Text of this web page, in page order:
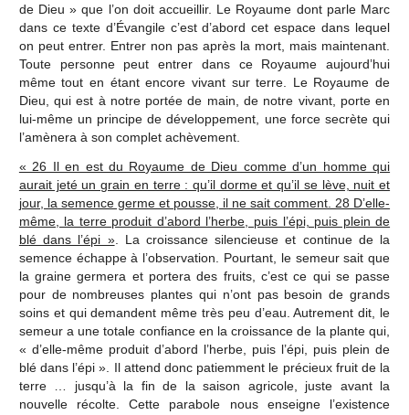
de Dieu » que l’on doit accueillir. Le Royaume dont parle Marc
dans ce texte d’Évangile c’est d’abord cet espace dans lequel
on peut entrer. Entrer non pas après la mort, mais maintenant.
Toute personne peut entrer dans ce Royaume aujourd’hui
même tout en étant encore vivant sur terre. Le Royaume de
Dieu, qui est à notre portée de main, de notre vivant, porte en
lui-même un principe de développement, une force secrète qui
l’amènera à son complet achèvement.
« 26 Il en est du Royaume de Dieu comme d’un homme qui
aurait jeté un grain en terre : qu’il dorme et qu’il se lève, nuit et
jour, la semence germe et pousse, il ne sait comment. 28 D’elle-
même, la terre produit d’abord l’herbe, puis l’épi, puis plein de
blé dans l’épi ». La croissance silencieuse et continue de la
semence échappe à l’observation. Pourtant, le semeur sait que
la graine germera et portera des fruits, c’est ce qui se passe
pour de nombreuses plantes qui n’ont pas besoin de grands
soins et qui demandent même très peu d’eau. Autrement dit, le
semeur a une totale confiance en la croissance de la plante qui,
« d’elle-même produit d’abord l’herbe, puis l’épi, puis plein de
blé dans l’épi ». Il attend donc patiemment le précieux fruit de la
terre … jusqu’à la fin de la saison agricole, juste avant la
nouvelle récolte. Cette parabole nous enseigne l’existence